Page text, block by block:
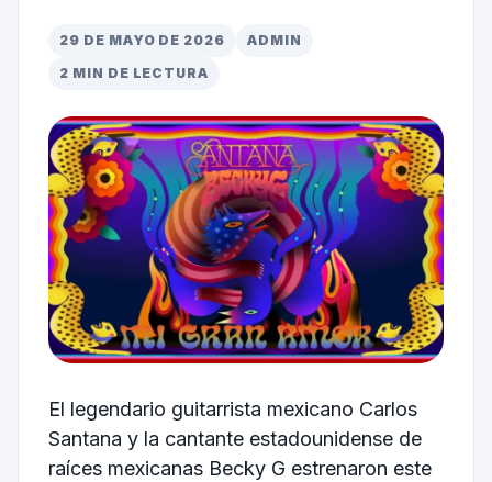
29 DE MAYO DE 2026
ADMIN
2 MIN DE LECTURA
El legendario guitarrista mexicano Carlos
Santana y la cantante estadounidense de
raíces mexicanas Becky G estrenaron este